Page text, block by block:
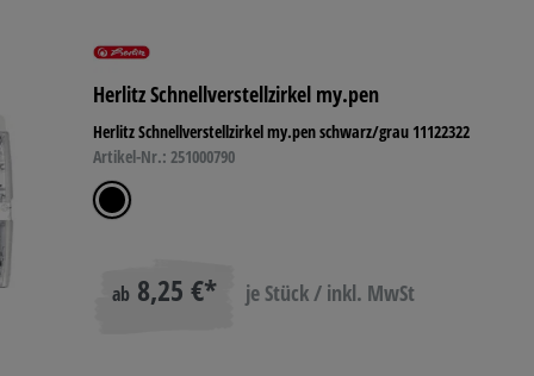
Herlitz Schnellverstellzirkel my.pen
Herlitz Schnellverstellzirkel my.pen schwarz/grau 11122322
Artikel-Nr.: 251000790
ab 8,25 €* je Stück / inkl. MwSt